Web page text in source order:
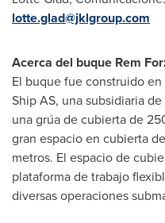
lotte.glad@jklgroup.com
Acerca del buque Rem
El buque fue construido
Ship AS, una subsidiaria
una grúa de cubierta de
gran espacio en cubierta
metros. El espacio de
plataforma de trabajo
diversas operaciones